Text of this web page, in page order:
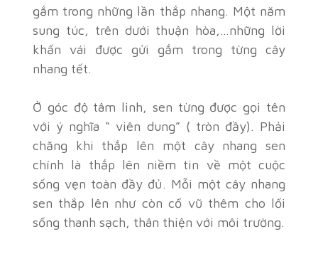
gắm trong những lần thắp nhang. Một năm
sung túc, trên dưới thuận hòa,…những lời
khấn vái được gửi gắm trong từng cây
nhang tết.
Ở góc độ tâm linh, sen từng được gọi tên
với ý nghĩa “ viên dung” ( tròn đầy). Phải
chăng khi thắp lên một cây nhang sen
chính là thắp lên niềm tin về một cuộc
sống vẹn toàn đầy đủ. Mỗi một cây nhang
sen thắp lên như còn cổ vũ thêm cho lối
sống thanh sạch, thân thiện với môi trường.